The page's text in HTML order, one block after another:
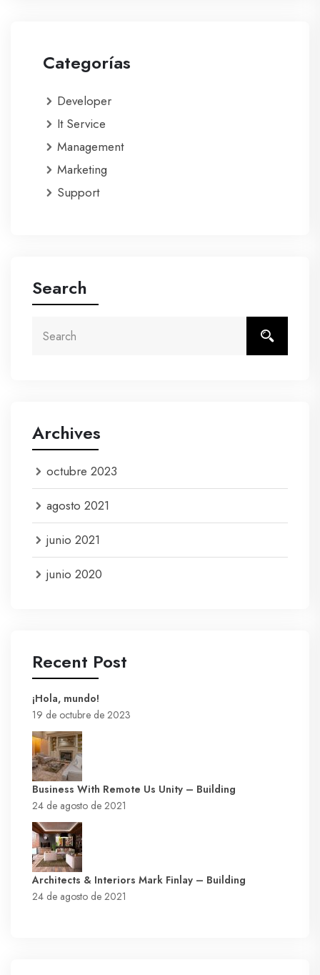
Categorías
Developer
It Service
Management
Marketing
Support
Search
Archives
octubre 2023
agosto 2021
junio 2021
junio 2020
Recent Post
¡Hola, mundo!
19 de octubre de 2023
Business With Remote Us Unity – Building
24 de agosto de 2021
Architects & Interiors Mark Finlay – Building
24 de agosto de 2021